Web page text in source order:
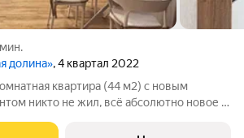
долина», 4 квартал 2022
квартира (44 м2) с новым
новое и
спальня, гардеробная комната и